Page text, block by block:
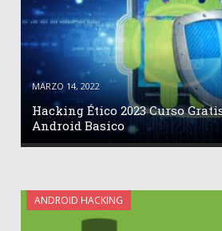
MARZO 14, 2022
Hacking Ético 2023 Curso
Android Basico
ANDROID HACKING